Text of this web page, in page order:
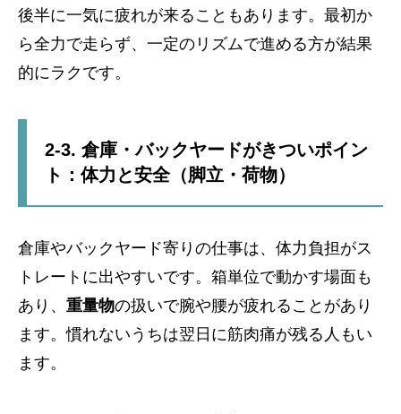
後半に一気に疲れが来ることもあります。最初か
ら全力で走らず、一定のリズムで進める方が結果
的にラクです。
2-3. 倉庫・バックヤードがきついポイン
ト：体力と安全（脚立・荷物）
倉庫やバックヤード寄りの仕事は、体力負担がス
トレートに出やすいです。箱単位で動かす場面も
あり、 重量物の扱いで腕や腰が疲れることがあり
ます。慣れないうちは翌日に筋肉痛が残る人もい
ます。